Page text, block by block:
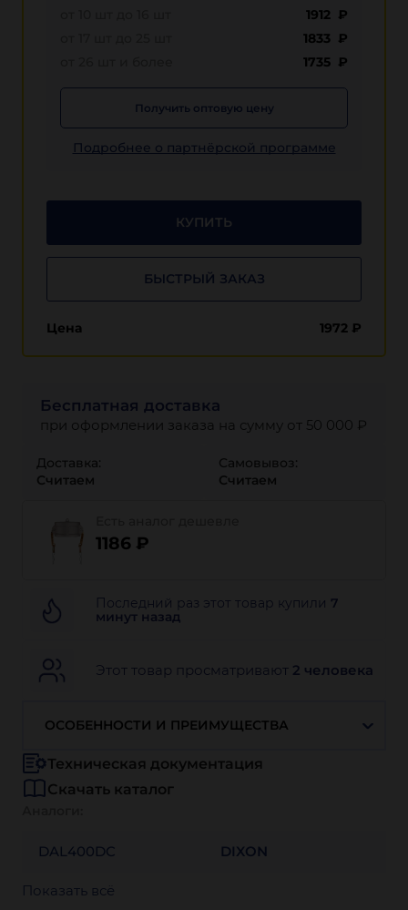
1912 ₽
1833 ₽
1735 ₽
Получить оптовую цену
Подробнее о партнёрской программе
КУПИТЬ
БЫСТРЫЙ ЗАКАЗ
Цена 1972 ₽
Бесплатная доставка
при оформлении заказа на сумму от 50 000 ₽
Доставка:
Считаем
Самовывоз:
Считаем
1186 ₽
Последний раз этот товар купили 7
минут назад
Этот товар просматривают 2 человека
ОСОБЕННОСТИ И ПРЕИМУЩЕСТВА
Техническая документация
Скачать каталог
DAL400DC DIXON
Показать всё